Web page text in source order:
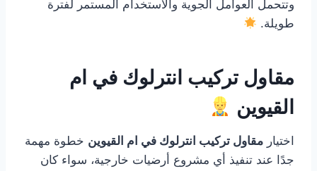
وتتحمل العوامل الجوية والاستخدام المستمر لفترة
طويلة.
مقاول تركيب انترلوك في ام
القيوين
اختيار مقاول تركيب انترلوك في ام القيوين خطوة مهمة
جدًا عند تنفيذ أي مشروع أرضيات خارجية، سواء كان